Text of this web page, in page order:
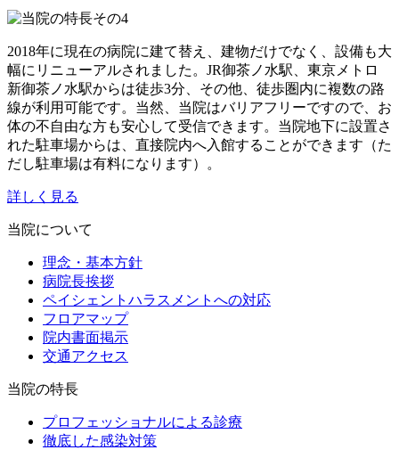
2018年に現在の病院に建て替え、建物だけでなく、設備も大
幅にリニューアルされました。JR御茶ノ水駅、東京メトロ
新御茶ノ水駅からは徒歩3分、その他、徒歩圏内に複数の路
線が利用可能です。当然、当院はバリアフリーですので、お
体の不自由な方も安心して受信できます。当院地下に設置さ
れた駐車場からは、直接院内へ入館することができます（た
だし駐車場は有料になります）。
詳しく見る
当院について
理念・基本方針
病院長挨拶
ペイシェントハラスメントへの対応
フロアマップ
院内書面掲示
交通アクセス
当院の特長
プロフェッショナルによる診療
徹底した感染対策